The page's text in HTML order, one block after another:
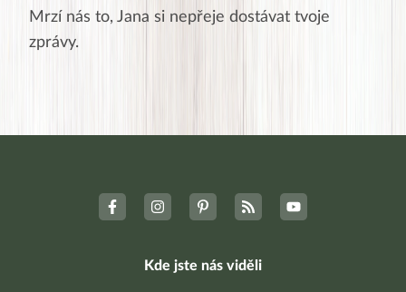
Mrzí nás to, Jana si nepřeje dostávat tvoje
zprávy.
Kde jste nás viděli